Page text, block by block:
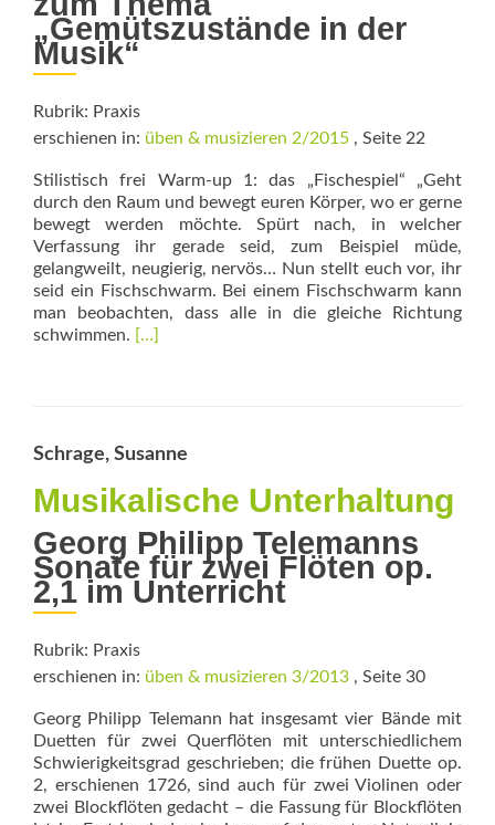
„Gemütszustände in der
Musik“
Rubrik: Praxis
erschienen in: üben & musizieren 2/2015 , Seite 22
Stilistisch frei Warm-up 1: das „Fischespiel“ „Geht
durch den Raum und bewegt euren ­Körper, wo er gerne
bewegt werden möchte. Spürt nach, in welcher
Verfassung ihr gerade seid, zum Beispiel müde,
gelangweilt, neugierig, nervös… Nun stellt euch vor, ihr
seid ein Fischschwarm. Bei einem Fischschwarm kann
man beobachten, dass alle in die gleiche Richtung
schwimmen. Read
nervös
[…]
Schrage, Susanne
Musikalische Unterhaltung
Georg Philipp Telemanns
Sonate für zwei Flöten op.
2,1 im Unterricht
Rubrik: Praxis
erschienen in: üben & musizieren 3/2013 , Seite 30
Georg Philipp Telemann hat insgesamt vier Bände mit
Duetten für zwei Querflöten mit unterschiedlichem
Schwierigkeitsgrad geschrieben; die frühen Duette op.
2, erschienen 1726, sind auch für zwei Violinen oder
zwei Blockflöten gedacht – die Fassung für Blockflöten